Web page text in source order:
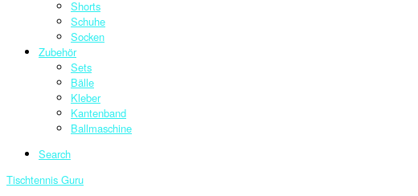
Shorts
Schuhe
Socken
Zubehör
Sets
Bälle
Kleber
Kantenband
Ballmaschine
Search
Tischtennis Guru